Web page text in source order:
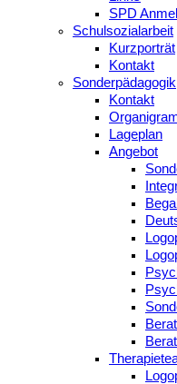
SPD
Schulsozialarbeit
Kurzporträt
Kontakt
Sonderpädagogik
Kontakt
Lageplan
Angebot